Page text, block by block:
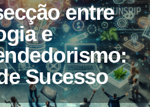
entre
e
Sucesso